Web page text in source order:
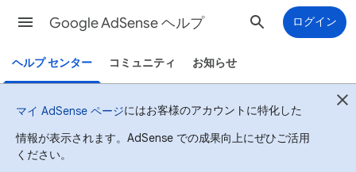
Google AdSense ヘルプ ログイン
ヘルプ センター コミュニティ お知らせ
マイ AdSense ページにはお客様のアカウントに特化した
情報が表示されます。AdSense での成果向上にぜひご活用
ください。